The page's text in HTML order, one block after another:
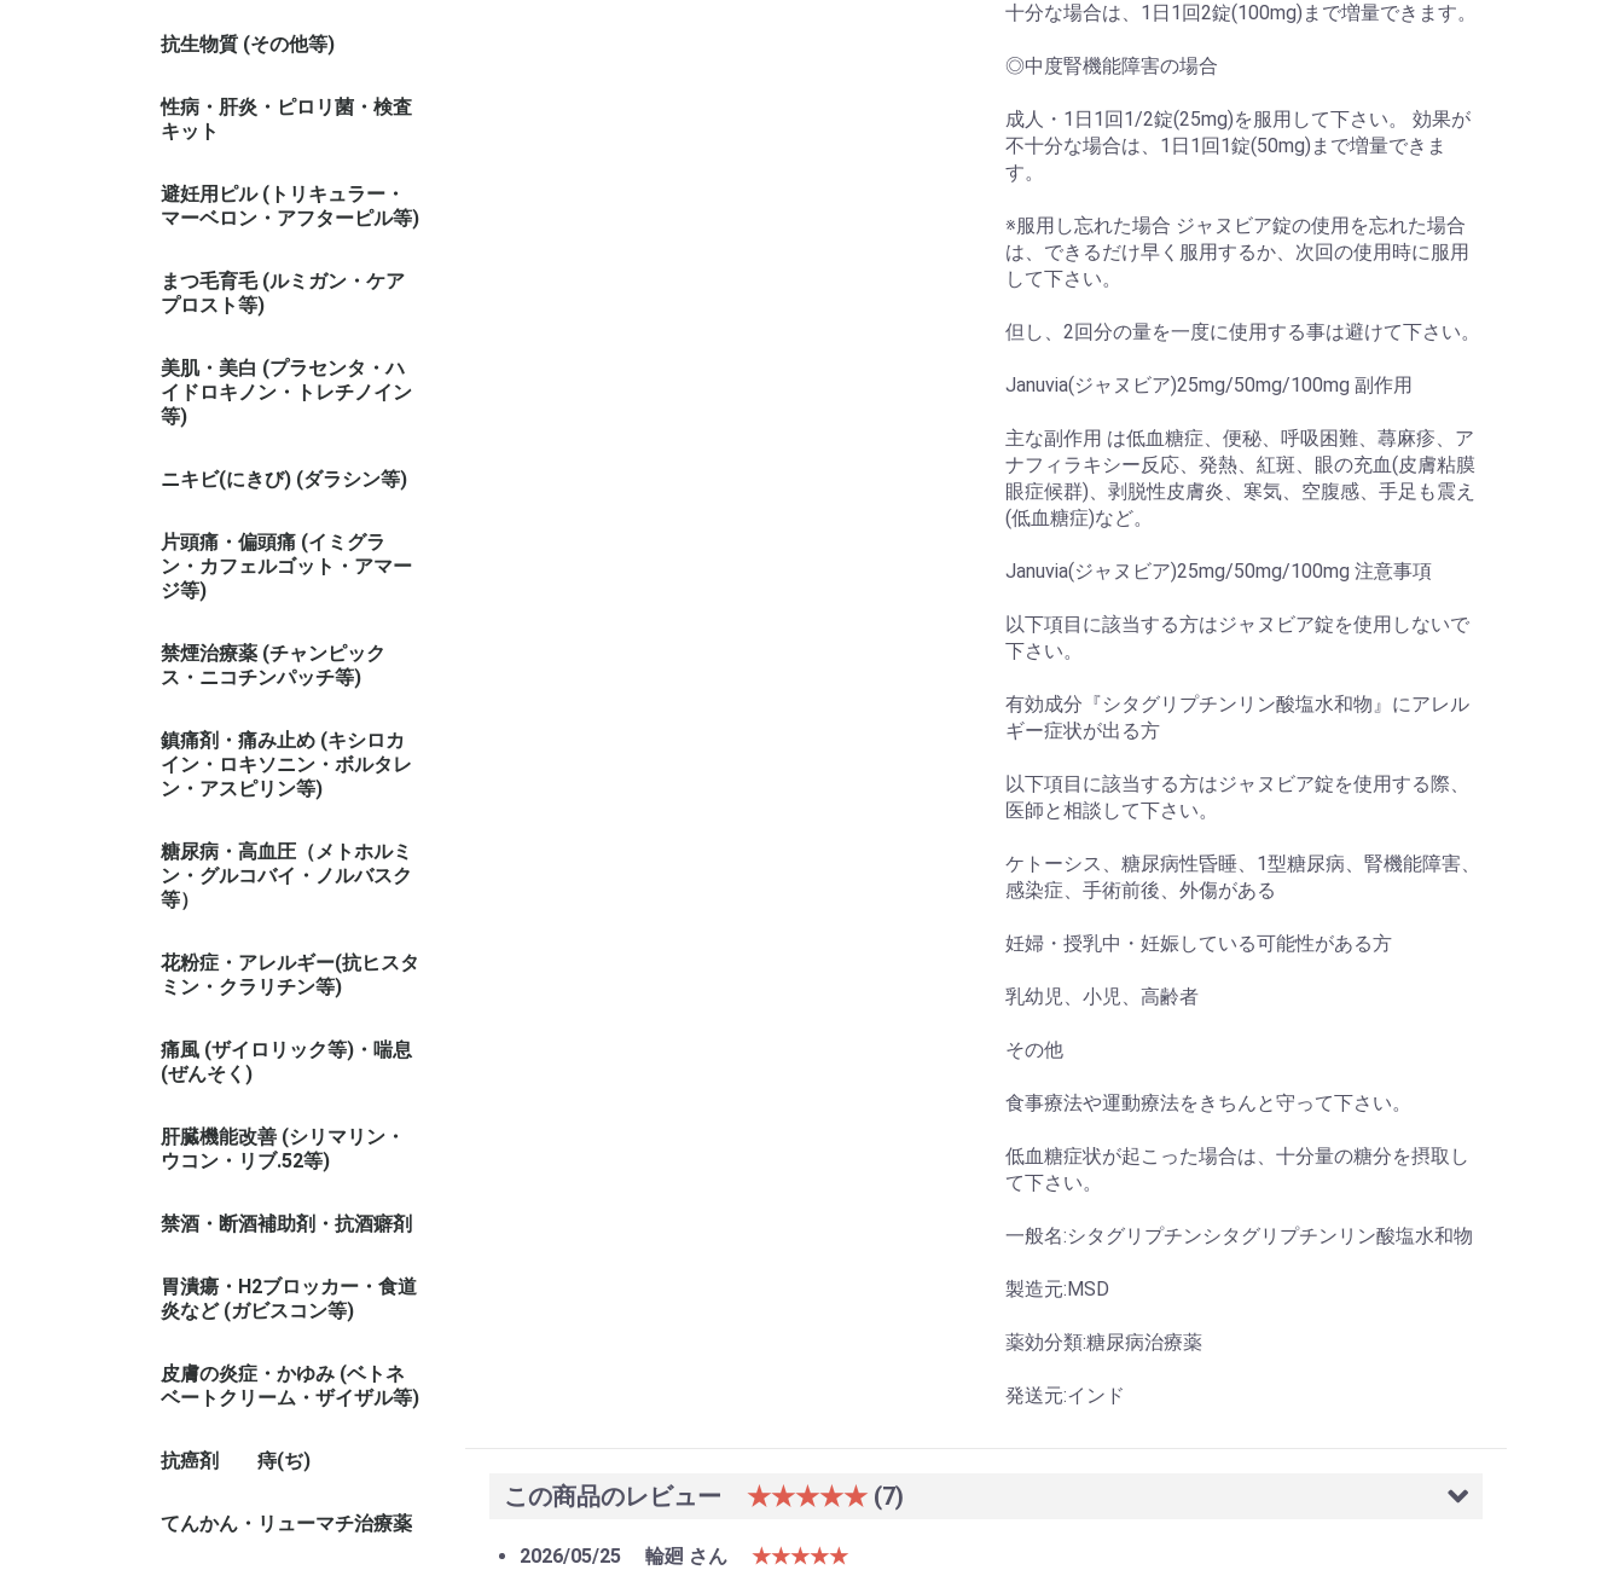
抗生物質 (その他等)
性病・肝炎・ピロリ菌・検査
キット
避妊用ピル (トリキュラー・
マーベロン・アフターピル等)
まつ毛育毛 (ルミガン・ケア
プロスト等)
美肌・美白 (プラセンタ・ハ
イドロキノン・トレチノイン
等)
ニキビ(にきび) (ダラシン等)
片頭痛・偏頭痛 (イミグラ
ン・カフェルゴット・アマー
ジ等)
禁煙治療薬 (チャンピック
ス・ニコチンパッチ等)
鎮痛剤・痛み止め (キシロカ
イン・ロキソニン・ボルタレ
ン・アスピリン等)
糖尿病・高血圧（メトホルミ
ン・グルコバイ・ノルバスク
等）
花粉症・アレルギー(抗ヒスタ
ミン・クラリチン等)
痛風 (ザイロリック等)・喘息
(ぜんそく)
肝臓機能改善 (シリマリン・
ウコン・リブ.52等)
禁酒・断酒補助剤・抗酒癖剤
胃潰瘍・H2ブロッカー・食道
炎など (ガビスコン等)
皮膚の炎症・かゆみ (ベトネ
ベートクリーム・ザイザル等)
抗癌剤 痔(ぢ)
てんかん・リューマチ治療薬
十分な場合は、1日1回2錠(100mg)まで増量できます。
◎中度腎機能障害の場合
成人・1日1回1/2錠(25mg)を服用して下さい。 効果が
不十分な場合は、1日1回1錠(50mg)まで増量できま
す。
※服用し忘れた場合 ジャヌビア錠の使用を忘れた場合
は、できるだけ早く服用するか、次回の使用時に服用
して下さい。
但し、2回分の量を一度に使用する事は避けて下さい。
Januvia(ジャヌビア)25mg/50mg/100mg 副作用
主な副作用 は低血糖症、便秘、呼吸困難、蕁麻疹、ア
ナフィラキシー反応、発熱、紅斑、眼の充血(皮膚粘膜
眼症候群)、剥脱性皮膚炎、寒気、空腹感、手足も震え
(低血糖症)など。
Januvia(ジャヌビア)25mg/50mg/100mg 注意事項
以下項目に該当する方はジャヌビア錠を使用しないで
下さい。
有効成分『シタグリプチンリン酸塩水和物』にアレル
ギー症状が出る方
以下項目に該当する方はジャヌビア錠を使用する際、
医師と相談して下さい。
ケトーシス、糖尿病性昏睡、1型糖尿病、腎機能障害、
感染症、手術前後、外傷がある
妊婦・授乳中・妊娠している可能性がある方
乳幼児、小児、高齢者
その他
食事療法や運動療法をきちんと守って下さい。
低血糖症状が起こった場合は、十分量の糖分を摂取し
て下さい。
一般名:シタグリプチンシタグリプチンリン酸塩水和物
製造元:MSD
薬効分類:糖尿病治療薬
発送元:インド
この商品のレビュー ★★★★★ (7)
2026/05/25 輪廻 さん
★★★★★